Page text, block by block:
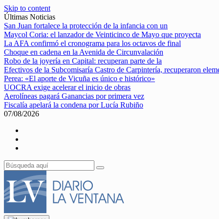
Skip to content
Últimas Noticias
San Juan fortalece la protección de la infancia con un
Maycol Coria: el lanzador de Veinticinco de Mayo que proyecta
La AFA confirmó el cronograma para los octavos de final
Choque en cadena en la Avenida de Circunvalación
Robo de la joyería en Capital: recuperan parte de la
Efectivos de la Subcomisaría Castro de Carpintería, recuperaron
Perea: «El aporte de Vicuña es único e histórico»
UOCRA exige acelerar el inicio de obras
Aerolíneas pagará Ganancias por primera vez
Fiscalía apelará la condena por Lucía Rubiño
07/08/2026